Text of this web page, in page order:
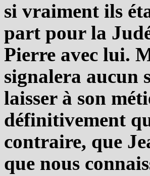
si vraiment ils
part pour la
Pierre avec lui.
signalera aucun
laisser à son
définitivement
contraire, que
que nous